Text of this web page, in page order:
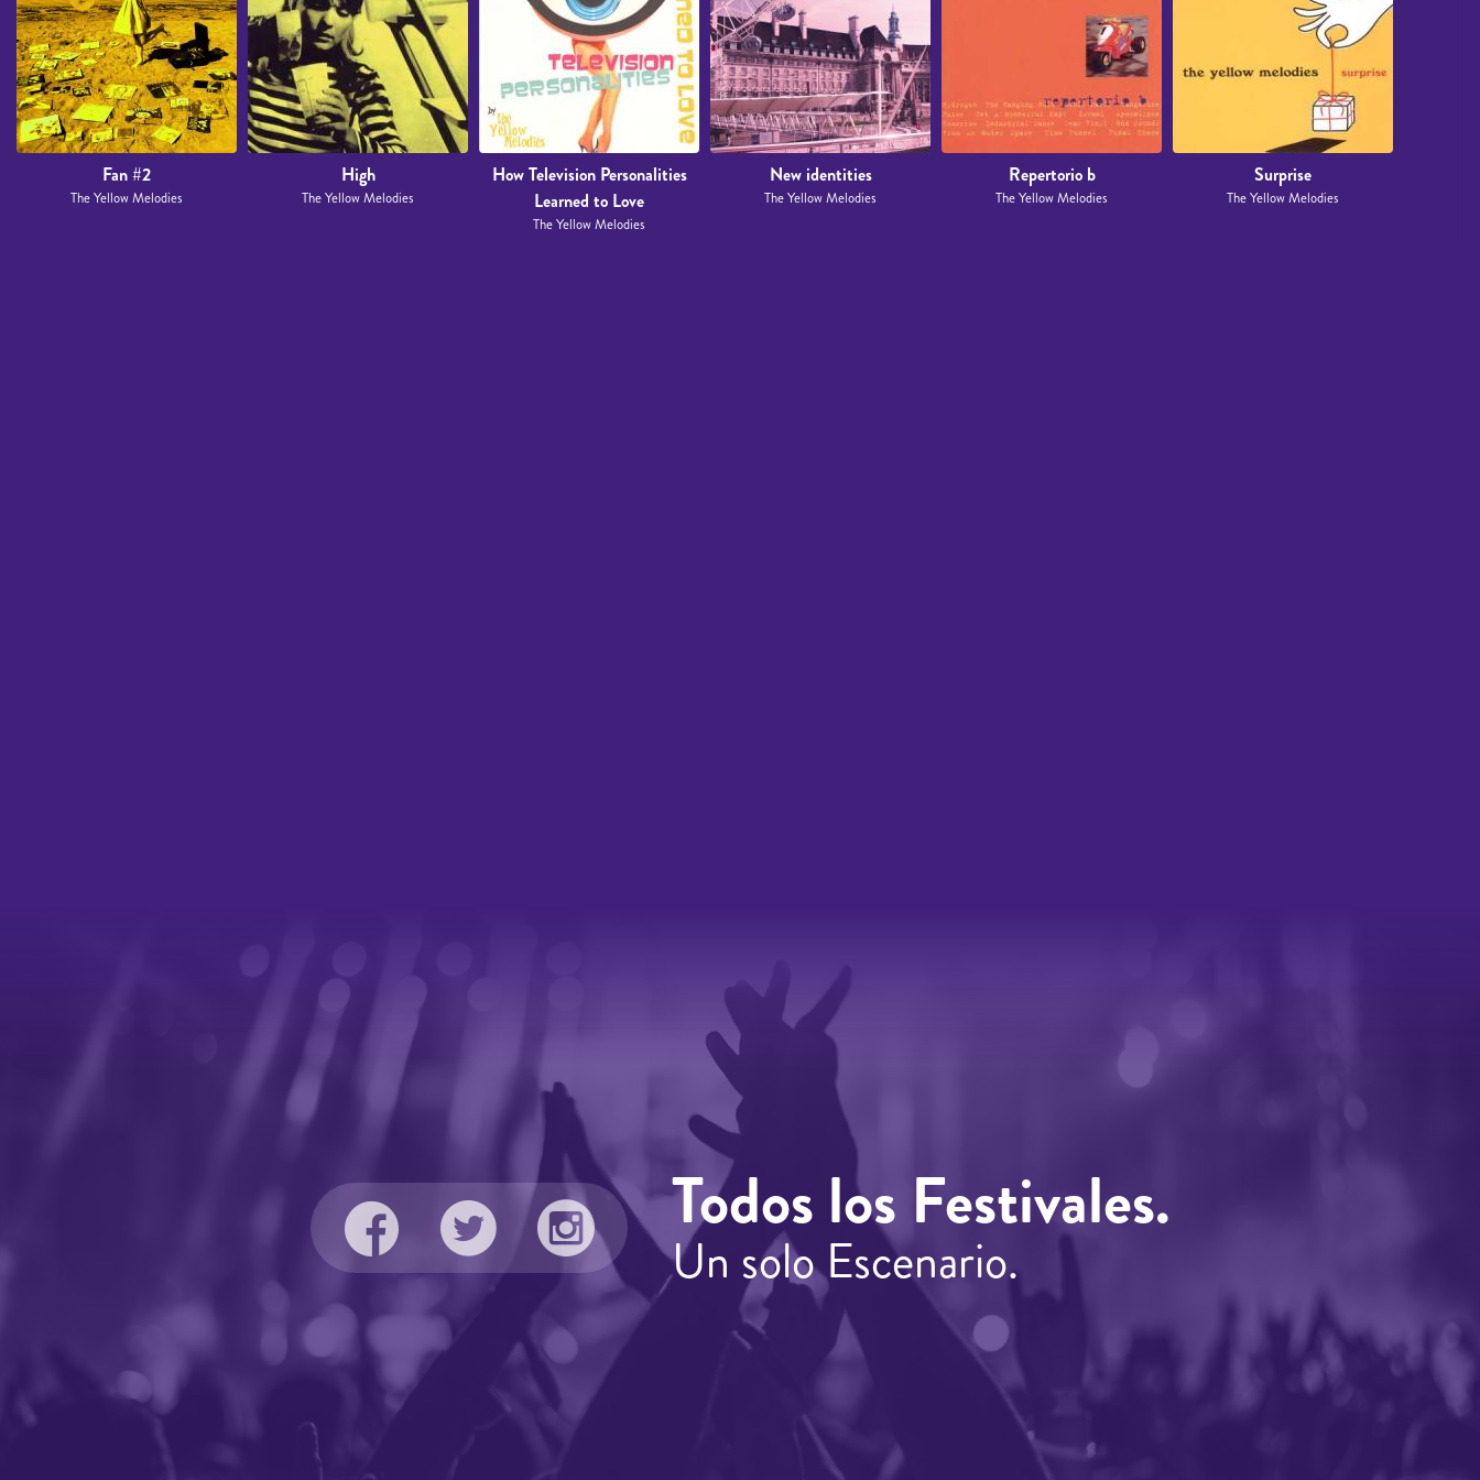
Fan #2
The Yellow Melodies
High
The Yellow Melodies
How Television Personalities
Learned to Love
The Yellow Melodies
New identities
The Yellow Melodies
Repertorio b
The Yellow Melodies
Surprise
The Yellow Melodies
Todos los Festivales.
Un solo Escenario.